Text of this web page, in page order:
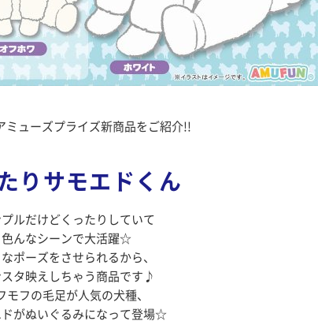
ミューズプライズ新商品をご紹介!!
りサモエドくん
ルだけどくったりしていて
色んなシーンで大活躍☆
ポーズをさせられるから、
タ映えしちゃう商品です♪
モフの毛足が人気の犬種、
がぬいぐるみになって登場☆